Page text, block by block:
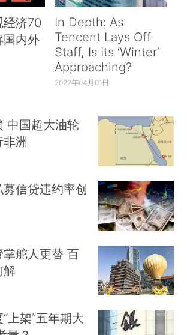
经济70
国内外
In Depth: As
Tencent Lays Off
Staff, Is Its ‘Winter’
Approaching?
2022年04月01日
中国超大油轮
洲
信贷违约率创
掌舵人更替 百
解
上架”五年期大